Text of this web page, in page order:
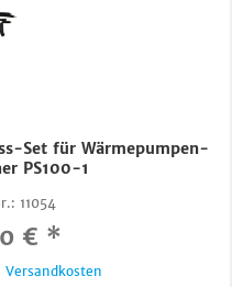
Set für Wärmepumpen-
PS100-1
11054
€ *
Versandkosten